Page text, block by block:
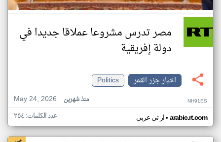
مصر تدرس مشروعا عملاقا جديدا في
دولة إفريقية
اخبار جزر القمر
Politics
May 24, 2026
منذ شهرين NH91ES
ار تي عربي• arabic.rt.com عدد الكلمات: ٢٥٤